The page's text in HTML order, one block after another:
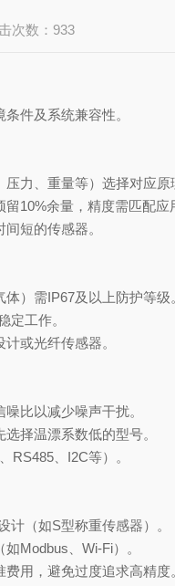
次数：933
件及系统兼容性。
力、重量等）选择对应原
10%余量，精度需匹配
短的传感器‌。
）需IP67及以上防护等级‌
定工作‌。
或光纤传感器‌。
比以减少噪声干扰‌。
择温漂系数低的型号‌。
RS485、I2C等）‌。
计（如S型称重传感器）‌。
Modbus、Wi-Fi）‌。
用，避免过度追求高精度‌